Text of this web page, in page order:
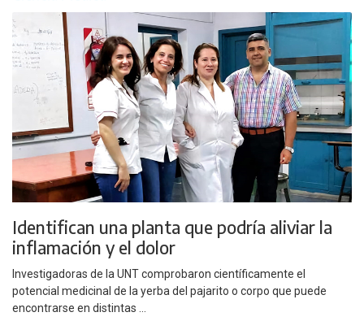
Identifican una planta que podría aliviar la
inflamación y el dolor
Investigadoras de la UNT comprobaron científicamente el
potencial medicinal de la yerba del pajarito o corpo que puede
encontrarse en distintas ...